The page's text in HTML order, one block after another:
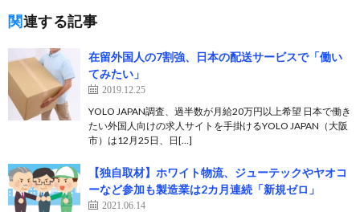
関連する記事
在留外国人の7割強、日本の配送サービスで「働い
てみたい」
2019.12.25
YOLO JAPAN調査、過半数が月給20万円以上希望 日本で働き
たい外国人向けの求人サイトを手掛けるYOLO JAPAN（大阪
市）は12月25日、日[…]
【独自取材】ホワイト物流、ジューテックやヤオコ
ーなど参加も製造業は2カ月連続「新規ゼロ」
2021.06.14